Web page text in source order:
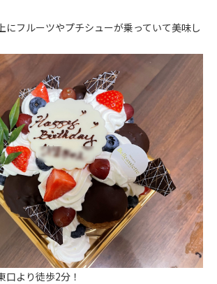
にフルーツやプチシューが乗っていて美味し
口より徒歩2分！